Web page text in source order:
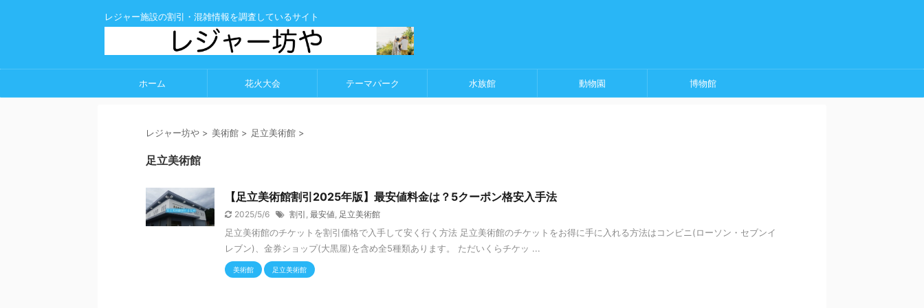
レジャー施設の割引・混雑情報を調査しているサイト
ホーム 花火大会 テーマパーク 水族館 動物園 博物館
レジャー坊や > 美術館 > 足立美術館 >
足立美術館
【足立美術館割引2025年版】最安値料金は？5クーポン格安入手法
2025/5/6 割引 最安値 足立美術館
足立美術館のチケットを割引価格で入手して安く行く方法 足立美術館のチケットをお得に手に入れる方法はコンビニ(ローソン・セブンイ
レブン)、金券ショップ(大黒屋)を含め全5種類あります。 ただいくらチケッ ...
美術館 足立美術館